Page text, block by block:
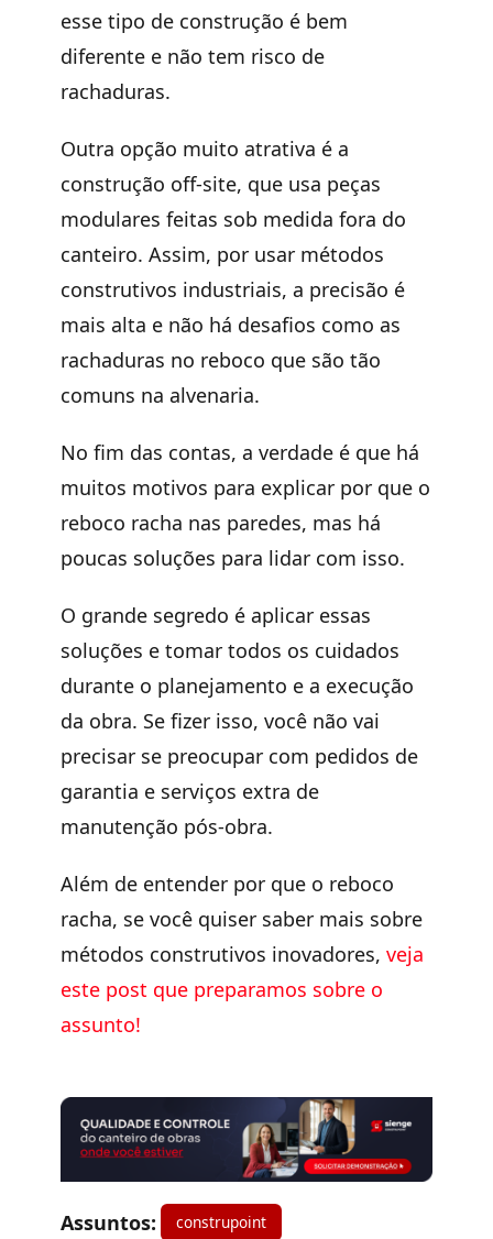
esse tipo de construção é bem
diferente e não tem risco de
rachaduras.
Outra opção muito atrativa é a
construção off-site, que usa peças
modulares feitas sob medida fora do
canteiro. Assim, por usar métodos
construtivos industriais, a precisão é
mais alta e não há desafios como as
rachaduras no reboco que são tão
comuns na alvenaria.
No fim das contas, a verdade é que há
muitos motivos para explicar por que o
reboco racha nas paredes, mas há
poucas soluções para lidar com isso.
O grande segredo é aplicar essas
soluções e tomar todos os cuidados
durante o planejamento e a execução
da obra. Se fizer isso, você não vai
precisar se preocupar com pedidos de
garantia e serviços extra de
manutenção pós-obra.
Além de entender por que o reboco
racha, se você quiser saber mais sobre
métodos construtivos inovadores, veja
este post que preparamos sobre o
assunto!
Assuntos:
construpoint